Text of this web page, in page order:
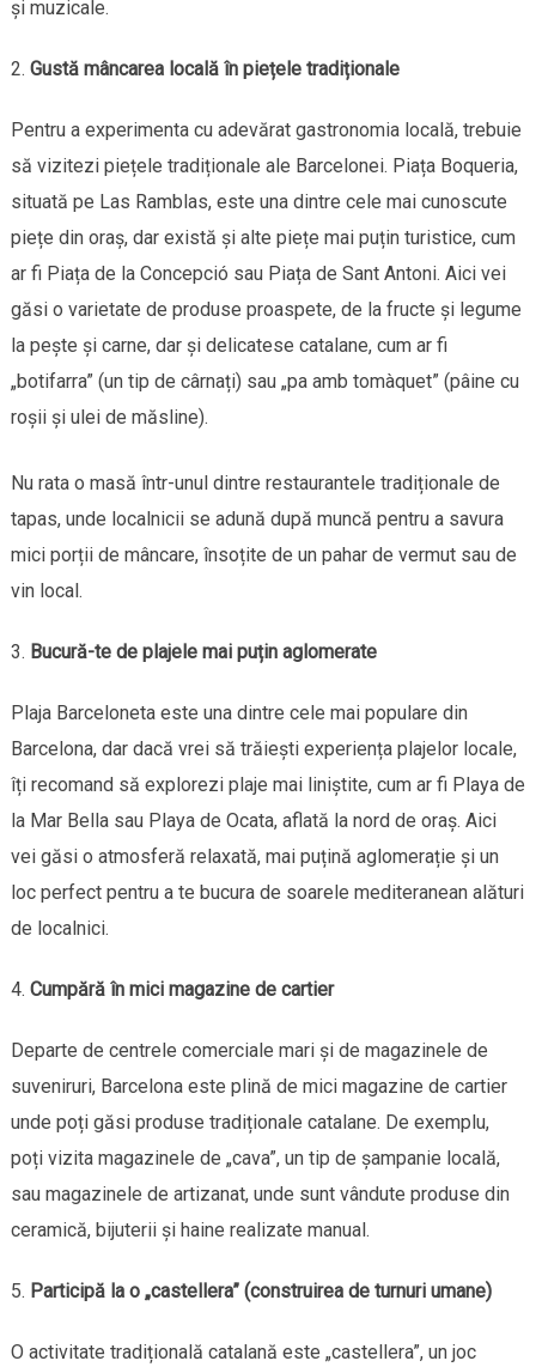
și muzicale.
Gustă mâncarea locală în piețele tradiționale
Pentru a experimenta cu adevărat gastronomia locală, trebuie
să vizitezi piețele tradiționale ale Barcelonei. Piața Boqueria,
situată pe Las Ramblas, este una dintre cele mai cunoscute
piețe din oraș, dar există și alte piețe mai puțin turistice, cum
ar fi Piața de la Concepció sau Piața de Sant Antoni. Aici vei
găsi o varietate de produse proaspete, de la fructe și legume
la pește și carne, dar și delicatese catalane, cum ar fi
„botifarra” (un tip de cârnați) sau „pa amb tomàquet” (pâine cu
roșii și ulei de măsline).
Nu rata o masă într-unul dintre restaurantele tradiționale de
tapas, unde localnicii se adună după muncă pentru a savura
mici porții de mâncare, însoțite de un pahar de vermut sau de
vin local.
Bucură-te de plajele mai puțin aglomerate
Plaja Barceloneta este una dintre cele mai populare din
Barcelona, dar dacă vrei să trăiești experiența plajelor locale,
îți recomand să explorezi plaje mai liniștite, cum ar fi Playa de
la Mar Bella sau Playa de Ocata, aflată la nord de oraș. Aici
vei găsi o atmosferă relaxată, mai puțină aglomerație și un
loc perfect pentru a te bucura de soarele mediteranean alături
de localnici.
Cumpără în mici magazine de cartier
Departe de centrele comerciale mari și de magazinele de
suveniruri, Barcelona este plină de mici magazine de cartier
unde poți găsi produse tradiționale catalane. De exemplu,
poți vizita magazinele de „cava”, un tip de șampanie locală,
sau magazinele de artizanat, unde sunt vândute produse din
ceramică, bijuterii și haine realizate manual.
Participă la o „castellera” (construirea de turnuri umane)
O activitate tradițională catalană este „castellera”, un joc